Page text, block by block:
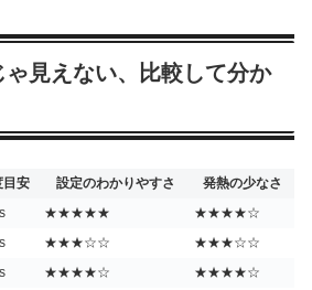
ゃ見えない、比較して分か
目安 設定のわかりやすさ
発熱の少なさ
★★★★★
★★★★☆
★★★☆☆
★★★☆☆
★★★★☆
★★★★☆